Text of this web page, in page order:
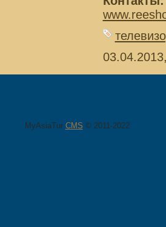
MyAsiaTur CMS © 2011-2022